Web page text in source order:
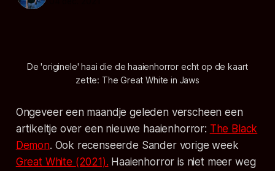
De 'originele' haai die de haaienhorror echt op de kaart
zette: The Great White in Jaws
Ongeveer een maandje geleden verscheen een
artikeltje over een nieuwe haaienhorror: The Black
Demon. Ook recenseerde Sander vorige week
Great White (2021). Haaienhorror is niet meer weg